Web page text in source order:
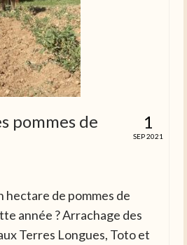
1
SEP 2021
pommes de
hectare de pommes de
année ? Arrachage des
Terres Longues, Toto et